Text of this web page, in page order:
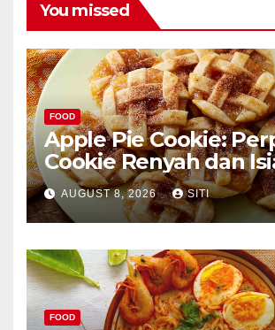
You missed
FOOD
Apple Pie Cookie:
Cookie Renyah dan
AUGUST 8, 2026 SITI
FOOD